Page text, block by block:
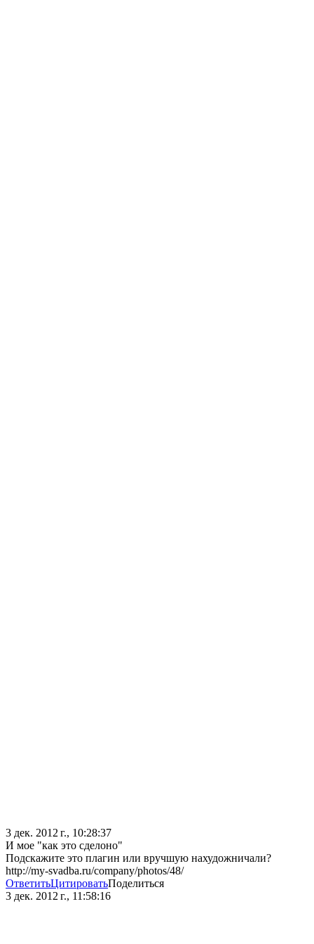
3 дек. 2012 г., 10:28:37
И мое "как это сделоно"
Подскажите это плагин или вручшую нахудожничали?
http://my-svadba.ru/company/photos/48/
ОтветитьЦитироватьПоделиться
3 дек. 2012 г., 11:58:16